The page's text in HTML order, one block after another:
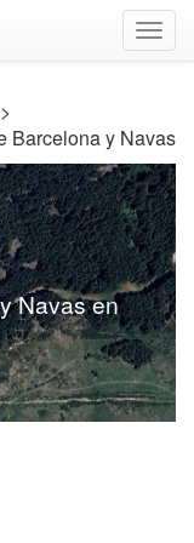
Barcelona y Navas
Navas en